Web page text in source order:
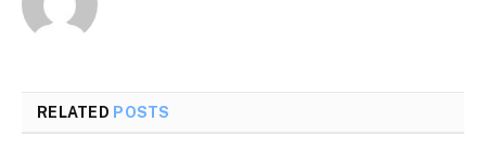
RELATED POSTS